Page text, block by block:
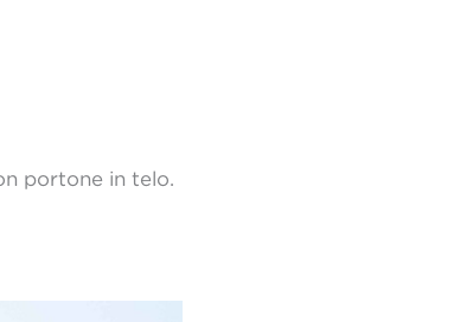
portone in telo.